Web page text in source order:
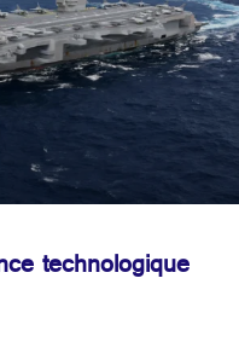
technologique